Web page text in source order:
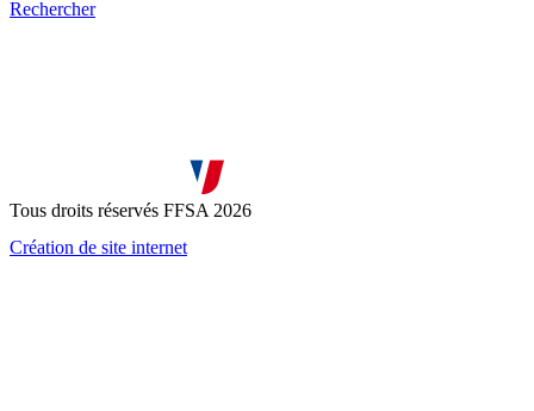
Rechercher
Tous droits réservés FFSA 2026
Création de site internet